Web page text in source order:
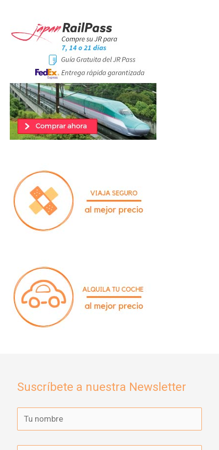
Suscríbete a nuestra Newsletter